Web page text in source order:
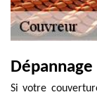
Si votre